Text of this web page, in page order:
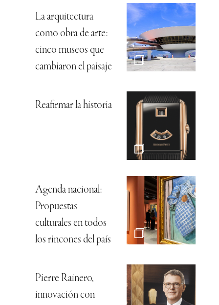
La arquitectura
como obra de arte:
cinco museos que
cambiaron el paisaje
Reafirmar la historia
Agenda nacional:
Propuestas
culturales en todos
los rincones del país
Pierre Rainero,
innovación con